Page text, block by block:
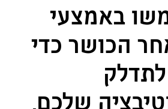
באמצעי
הכושר כדי
לתדלק
שלכם,